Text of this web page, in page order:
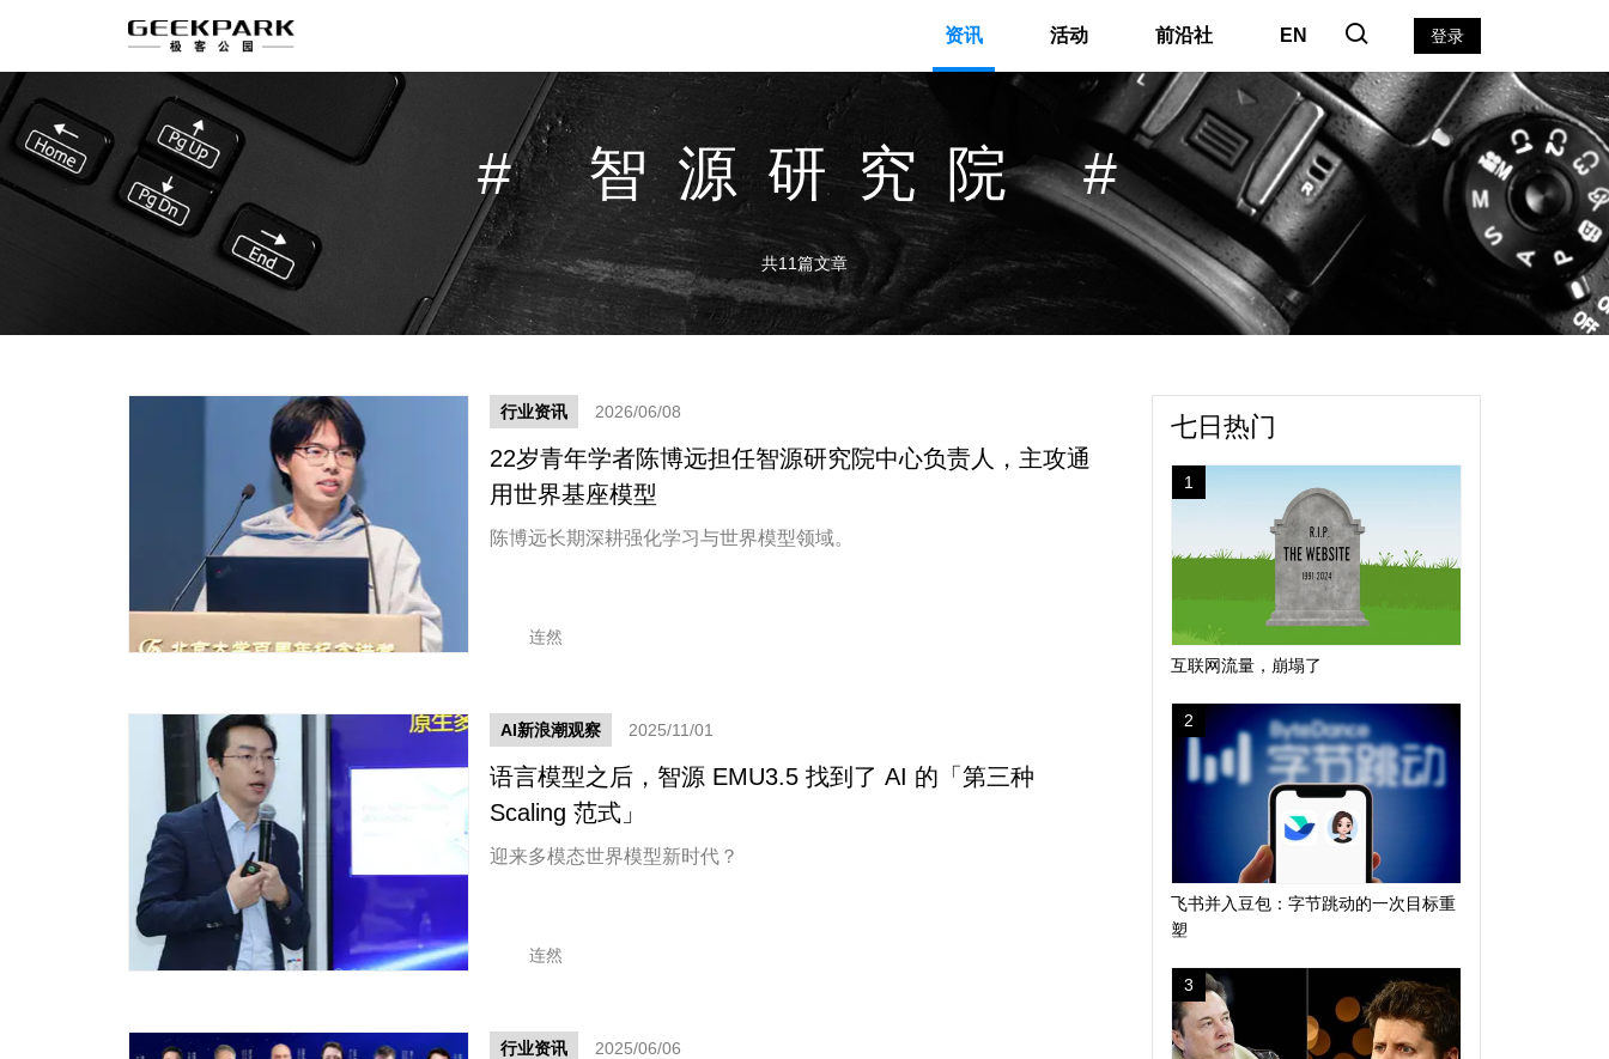
资讯 活动 前沿社 EN 登录
# 智源研究院 #
共11篇文章
行业资讯 2026/06/08
22岁青年学者陈博远担任智源研究院中心负责人，主攻通
用世界基座模型
陈博远长期深耕强化学习与世界模型领域。
连然
AI新浪潮观察 2025/11/01
语言模型之后，智源 EMU3.5 找到了 AI 的「第三种
Scaling 范式」
迎来多模态世界模型新时代？
连然
行业资讯 2025/06/06
七日热门
1
互联网流量，崩塌了
2
飞书并入豆包：字节跳动的一次目标重
塑
3